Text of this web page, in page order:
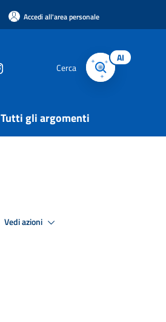
Accedi all'area personale
Cerca
AI
Tutti gli argomenti
Vedi azioni